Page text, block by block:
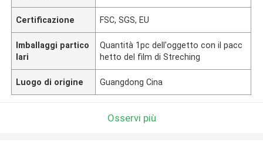
Certificazione FSC, SGS, EU
Imballaggi partico
lari
Quantità 1pc dell'oggetto con il pacc
hetto del film di Streching
Luogo di origine Guangdong Cina
Osservi più